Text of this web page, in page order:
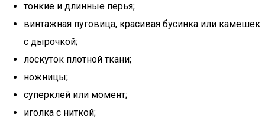
тонкие и длинные перья;
винтажная пуговица, красивая бусинка или камешек
с дырочкой;
лоскуток плотной ткани;
ножницы;
суперклей или момент;
иголка с ниткой;